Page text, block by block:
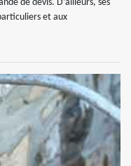
de devis. D’ailleurs, ses
et aux